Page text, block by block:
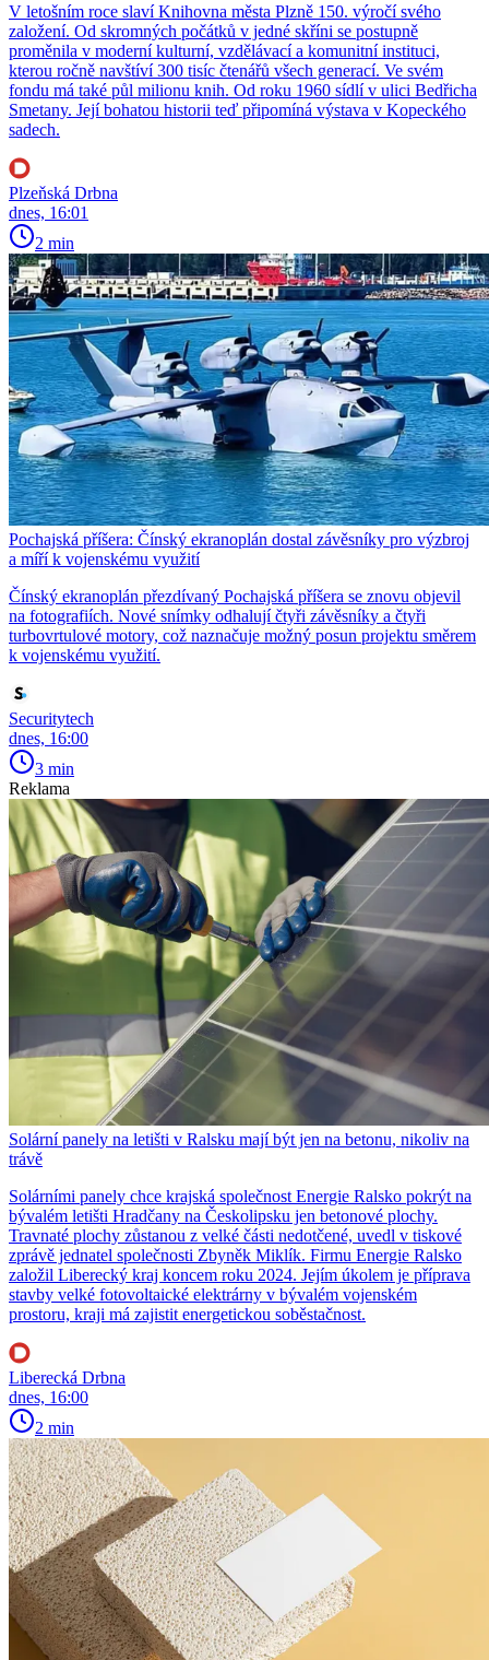
V letošním roce slaví Knihovna města Plzně 150. výročí svého
založení. Od skromných počátků v jedné skříni se postupně
proměnila v moderní kulturní, vzdělávací a komunitní instituci,
kterou ročně navštíví 300 tisíc čtenářů všech generací. Ve svém
fondu má také půl milionu knih. Od roku 1960 sídlí v ulici Bedřicha
Smetany. Její bohatou historii teď připomíná výstava v Kopeckého
sadech.
Plzeňská Drbna
dnes, 16:01
2 min
Pochajská příšera: Čínský ekranoplán dostal závěsníky pro výzbroj
a míří k vojenskému využití
Čínský ekranoplán přezdívaný Pochajská příšera se znovu objevil
na fotografiích. Nové snímky odhalují čtyři závěsníky a čtyři
turbovrtulové motory, což naznačuje možný posun projektu směrem
k vojenskému využití.
Securitytech
dnes, 16:00
3 min
Reklama
Solární panely na letišti v Ralsku mají být jen na betonu, nikoliv na
trávě
Solárními panely chce krajská společnost Energie Ralsko pokrýt na
bývalém letišti Hradčany na Českolipsku jen betonové plochy.
Travnaté plochy zůstanou z velké části nedotčené, uvedl v tiskové
zprávě jednatel společnosti Zbyněk Miklík. Firmu Energie Ralsko
založil Liberecký kraj koncem roku 2024. Jejím úkolem je příprava
stavby velké fotovoltaické elektrárny v bývalém vojenském
prostoru, kraji má zajistit energetickou soběstačnost.
Liberecká Drbna
dnes, 16:00
2 min